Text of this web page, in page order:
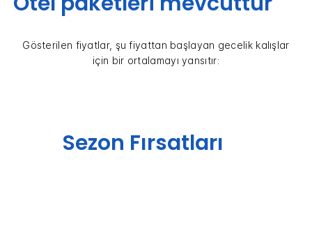
Gösterilen fiyatlar, şu fiyattan başlayan gecelik kalışlar
için bir ortalamayı yansıtır:
Sezon Fırsatları